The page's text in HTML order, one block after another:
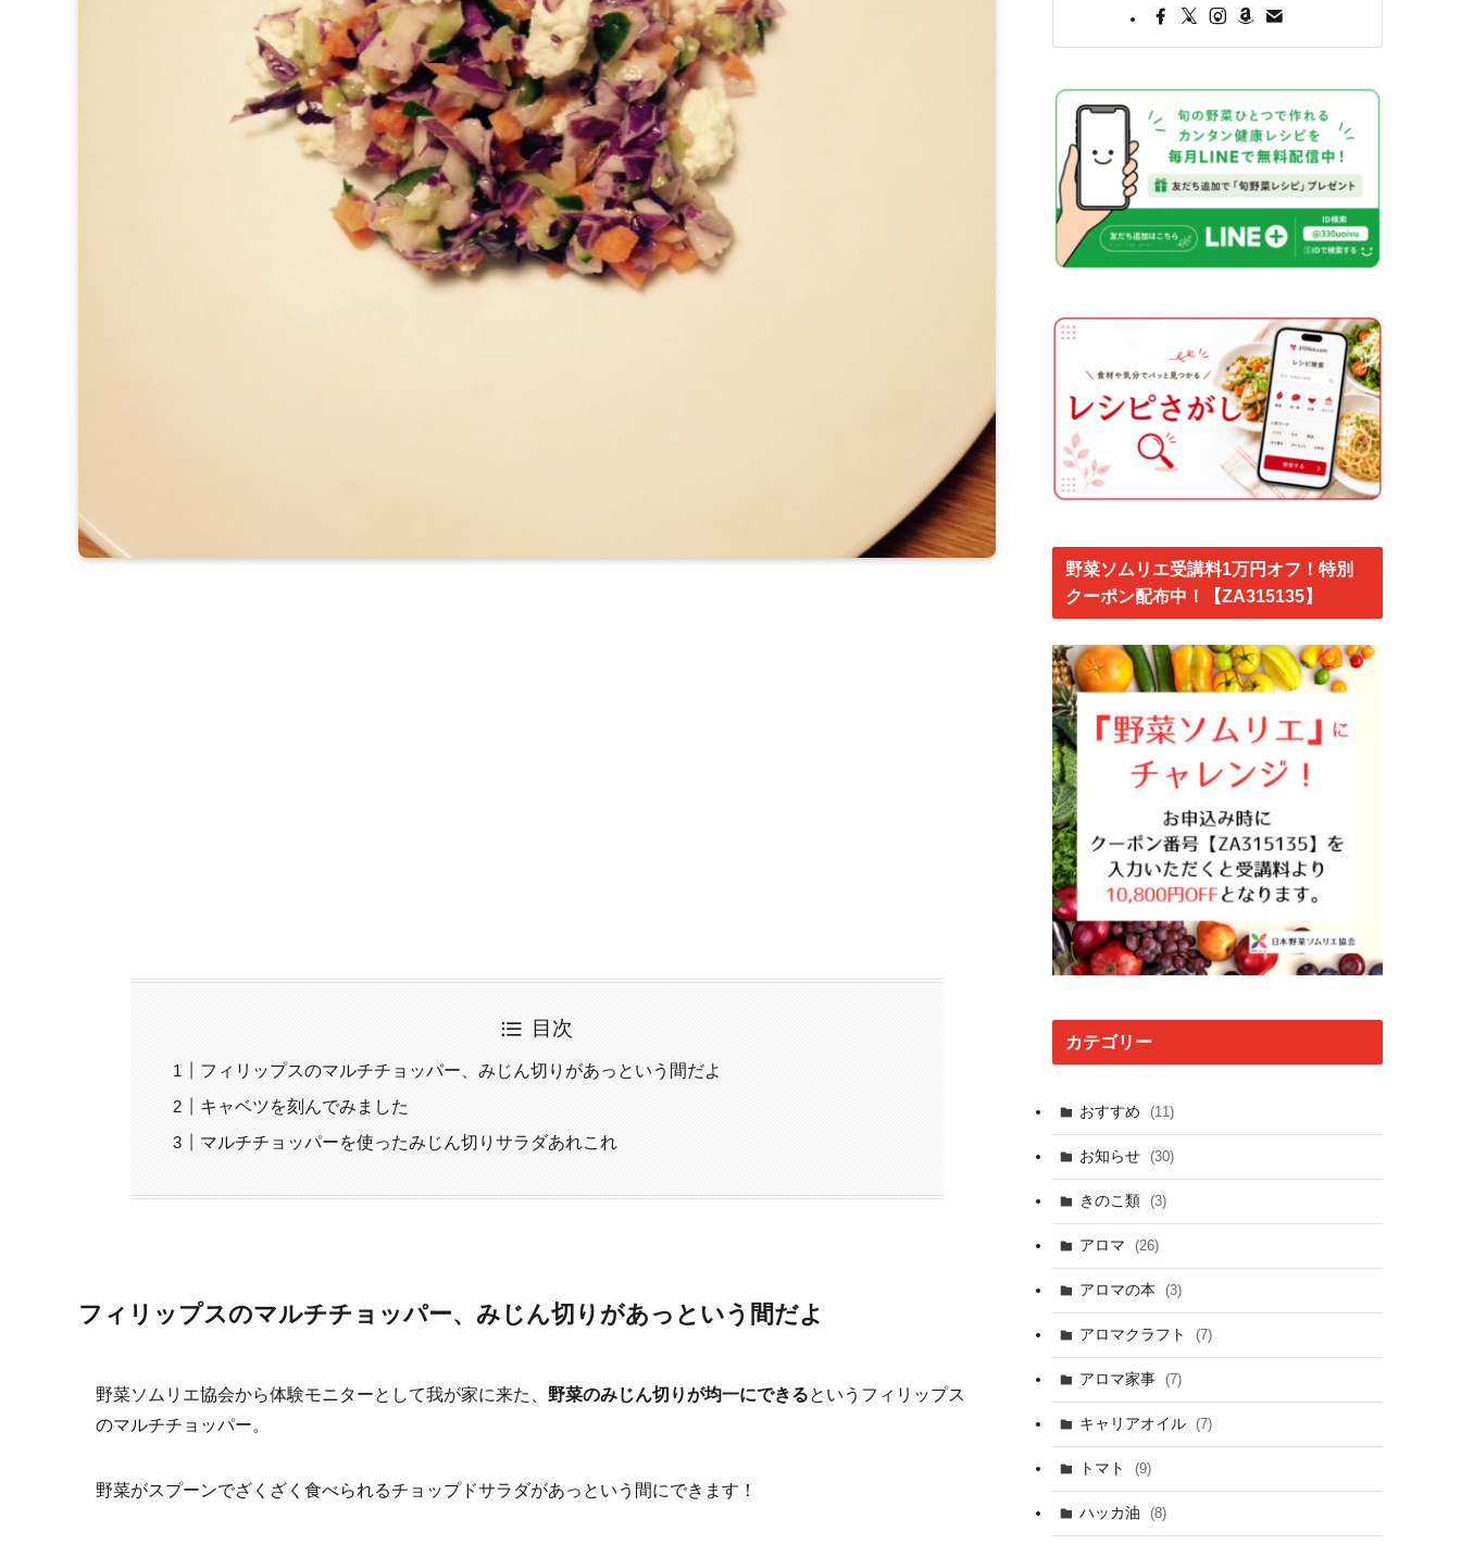
目次
フィリップスのマルチチョッパー、みじん切りがあっという間だよ
キャベツを刻んでみました
マルチチョッパーを使ったみじん切りサラダあれこれ
フィリップスのマルチチョッパー、みじん切りがあっという間だよ
野菜ソムリエ協会から体験モニターとして我が家に来た、 野菜のみじん切りが均一にできるというフィリップス
のマルチチョッパー。
野菜がスプーンでざくざく食べられるチョップドサラダがあっという間にできます！
野菜ソムリエ受講料1万円オフ！特別
クーポン配布中！【ZA315135】
カテゴリー
おすすめ (11)
お知らせ (30)
きのこ類 (3)
アロマ (26)
アロマの本 (3)
アロマクラフト (7)
アロマ家事 (7)
キャリアオイル (7)
トマト (9)
ハッカ油 (8)